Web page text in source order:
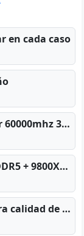
en cada caso
acer predator vesta 2 rgb ddrr 60000mhz 32gb x2 16gb
PC TOP en tiempos de Crisis DDR5 + 9800X3D + RTX 5080 [2026][2400€]
PC para Topaz Video AI: mejora calidad de vídeos viejos